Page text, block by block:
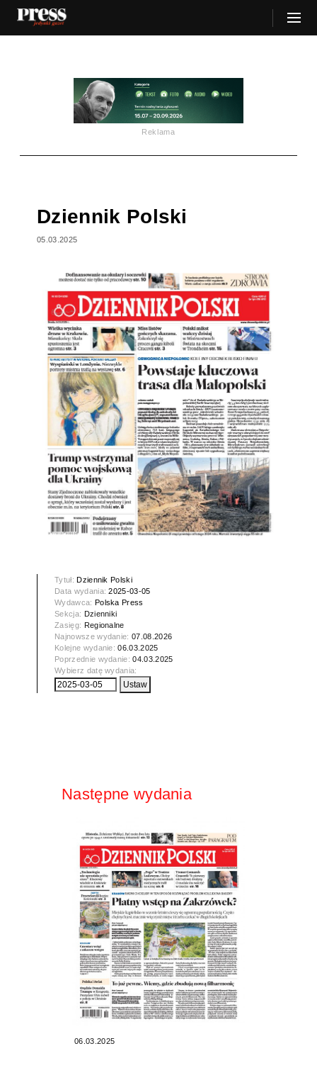
Reklama
Dziennik Polski
05.03.2025
Tytuł: Dziennik Polski
Data wydania:2025-03-05
Wydawca: Polska Press
Sekcja: Dzienniki
Zasięg: Regionalne
Najnowsze wydanie:07.08.2026
Kolejne wydanie:06.03.2025
Poprzednie wydanie:04.03.2025
Wybierz datę wydania:
Następne wydania
06.03.2025